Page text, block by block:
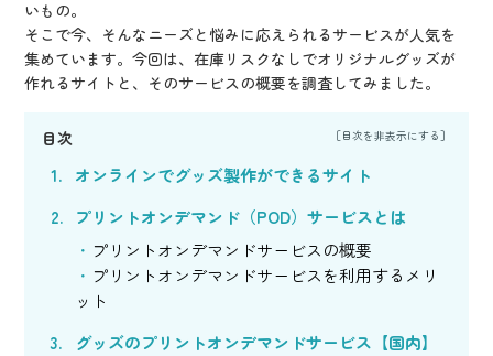
いもの。
そこで今、そんなニーズと悩みに応えられるサービスが人気を
集めています。今回は、在庫リスクなしでオリジナルグッズが
作れるサイトと、そのサービスの概要を調査してみました。
目次
オンラインでグッズ製作ができるサイト
プリントオンデマンド（POD）サービスとは
プリントオンデマンドサービスの概要
プリントオンデマンドサービスを利用するメリ
ット
グッズのプリントオンデマンドサービス【国内】